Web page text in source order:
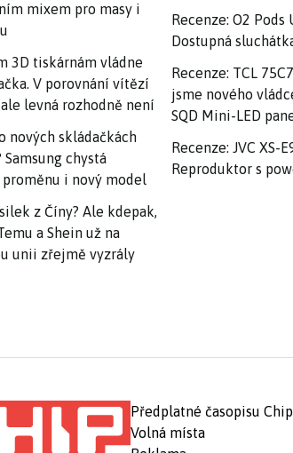
mixem pro masy i
3D tiskárnám vládne
V porovnání vítězí
levná rozhodně není
nových skládačkách
Samsung chystá
i nový model
z Číny? Ale kdepak,
a Shein už na
unii zřejmě vyzrály
Recenze: O2 Pods
Dostupná
Recenze: TCL
jsme nového
SQD Mini-LED
Recenze: JVC XS-
Reproduktor s
Předplatné časopisu Chip
Volná místa